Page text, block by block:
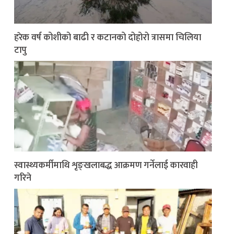
हरेक वर्ष कोशीको बाढी र कटानको दोहोरो त्रासमा चिलिया
टापु
स्वास्थ्यकर्मीमाथि शृङ्खलाबद्ध आक्रमण गर्नेलाई कारवाही
गरिने